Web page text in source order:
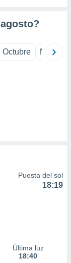
agosto?
Octubre
Puesta del sol
18:19
Última luz
18:40